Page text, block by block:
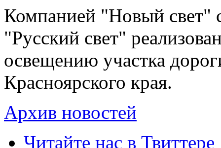
Компанией "Новый свет"
"Русский свет"
освещению участка
Красноярского края.
Архив новостей
Читайте нас в Твиттере